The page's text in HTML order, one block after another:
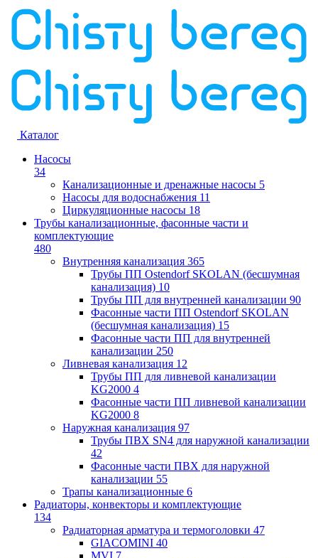
Каталог
Насосы
34
Канализационные и дренажные насосы 5
Насосы для водоснабжения 11
Циркуляционные насосы 18
Трубы канализационные, фасонные части и
комплектующие
480
Внутренняя канализация 365
Трубы ПП Ostendorf SKOLAN (бесшумная
канализация) 10
Трубы ПП для внутренней канализации 90
Фасонные части ПП Ostendorf SKOLAN
(бесшумная канализация) 15
Фасонные части ПП для внутренней
канализации 250
Ливневая канализация 12
Трубы ПП для ливневой канализации
KG2000 4
Фасонные части ПП ливневой канализации
KG2000 8
Наружная канализация 97
Трубы ПВХ SN4 для наружной канализации
42
Фасонные части ПВХ для наружной
канализации 55
Трапы канализационные 6
Радиаторы, конвекторы и комплектующие
134
Радиаторная арматура и термоголовки 47
GIACOMINI 40
MVI 7